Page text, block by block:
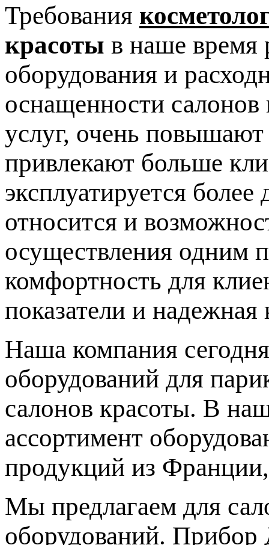
Требования
красоты в наше время
оборудования и
оснащенности салонов
услуг, очень
привлекают больше
эксплуатируется
относится и
осуществления одним
комфортность для
показатели и надежная
Наша компания
оборудований для
салонов красоты. В
ассортимент
продукций из
Мы предлагаем для
оборудований. Прибор